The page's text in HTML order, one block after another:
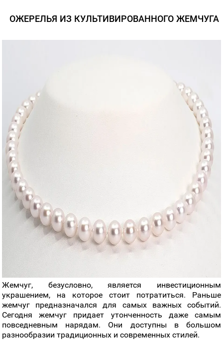
ОЖЕРЕЛЬЯ ИЗ КУЛЬТИВИРОВАННОГО ЖЕМЧУГА
Жемчуг, безусловно, является инвестиционным
украшением, на которое стоит потратиться. Раньше
жемчуг предназначался для самых важных событий.
Сегодня жемчуг придает утонченность даже самым
повседневным нарядам. Они доступны в большом
разнообразии традиционных и современных стилей.